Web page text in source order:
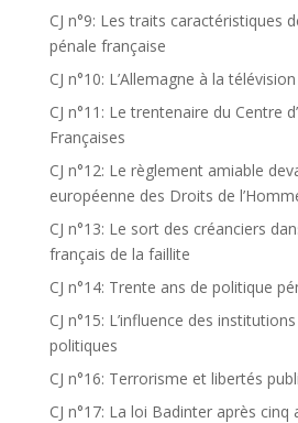
CJ n°9: Les traits caractéristiques
pénale française
CJ n°10: L’Allemagne à la
CJ n°11: Le trentenaire du Centre
Françaises
CJ n°12: Le règlement amiable
européenne des Droits de
CJ n°13: Le sort des créanciers
français de la faillite
CJ n°14: Trente ans de politique
CJ n°15: L’influence des
politiques
CJ n°16: Terrorisme et libertés
CJ n°17: La loi Badinter après cinq